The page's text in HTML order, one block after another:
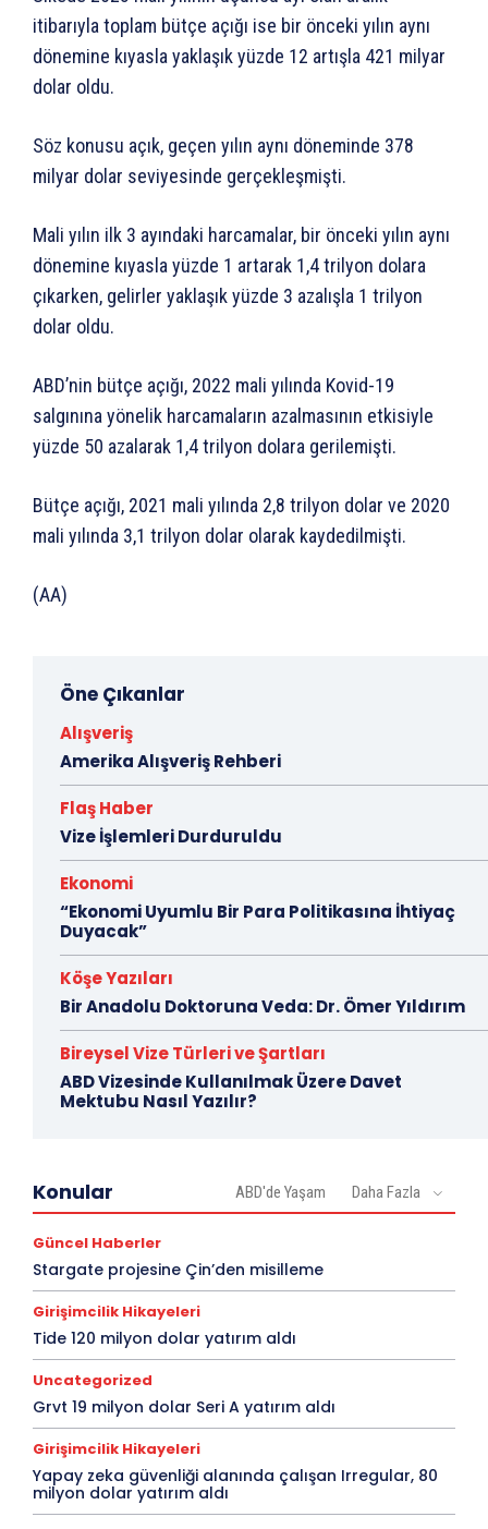
itibarıyla toplam bütçe açığı ise bir önceki yılın aynı
dönemine kıyasla yaklaşık yüzde 12 artışla 421 milyar
dolar oldu.
Söz konusu açık, geçen yılın aynı döneminde 378
milyar dolar seviyesinde gerçekleşmişti.
Mali yılın ilk 3 ayındaki harcamalar, bir önceki yılın aynı
dönemine kıyasla yüzde 1 artarak 1,4 trilyon dolara
çıkarken, gelirler yaklaşık yüzde 3 azalışla 1 trilyon
dolar oldu.
ABD’nin bütçe açığı, 2022 mali yılında Kovid-19
salgınına yönelik harcamaların azalmasının etkisiyle
yüzde 50 azalarak 1,4 trilyon dolara gerilemişti.
Bütçe açığı, 2021 mali yılında 2,8 trilyon dolar ve 2020
mali yılında 3,1 trilyon dolar olarak kaydedilmişti.
(AA)
Öne Çıkanlar
Alışveriş
Amerika Alışveriş Rehberi
Flaş Haber
Vize İşlemleri Durduruldu
Ekonomi
“Ekonomi Uyumlu Bir Para Politikasına İhtiyaç
Duyacak”
Köşe Yazıları
Bir Anadolu Doktoruna Veda: Dr. Ömer Yıldırım
Bireysel Vize Türleri ve Şartları
ABD Vizesinde Kullanılmak Üzere Davet
Mektubu Nasıl Yazılır?
Konular ABD'de Yaşam Daha Fazla
Güncel Haberler
Stargate projesine Çin’den misilleme
Girişimcilik Hikayeleri
Tide 120 milyon dolar yatırım aldı
Uncategorized
Grvt 19 milyon dolar Seri A yatırım aldı
Girişimcilik Hikayeleri
Yapay zeka güvenliği alanında çalışan Irregular, 80
milyon dolar yatırım aldı